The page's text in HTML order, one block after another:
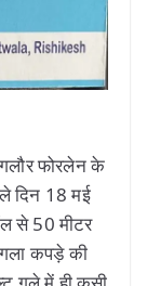
फोरलेन के
दिन 18 मई
से 50 मीटर
कपड़े की